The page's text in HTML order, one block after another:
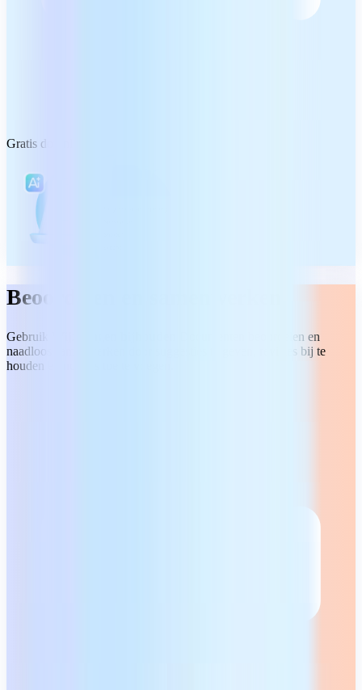
Gratis download
Beoordelen en samenwerken
Gebruik
Documenten beoordelen en
naadloos samenwerken door suggesties te geven, revisies bij te
houden en notities toe te voegen.